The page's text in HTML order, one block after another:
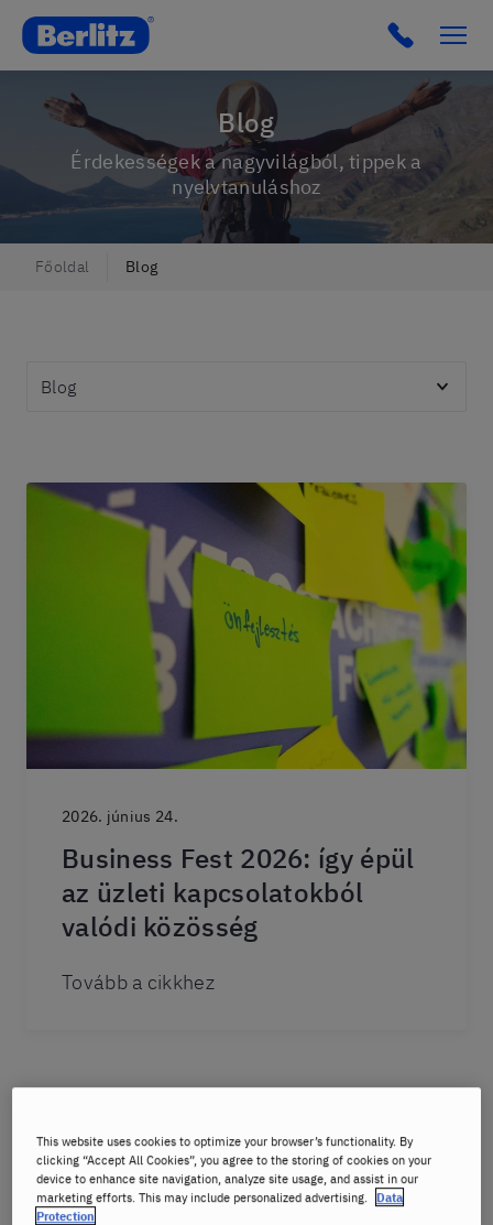
Berlitz Hungary Click to
Blog
Érdekességek a nagyvilágból, tippek a
nyelvtanuláshoz
Főoldal Blog
2026. június 24.
Business Fest 2026: így épül
az üzleti kapcsolatokból
valódi közösség
Tovább a cikkhez
This website uses cookies to optimize your browser’s functionality. By
clicking “Accept All Cookies”, you agree to the storing of cookies on your
device to enhance site navigation, analyze site usage, and assist in our
marketing efforts. This may include personalized advertising.
Data
Protection